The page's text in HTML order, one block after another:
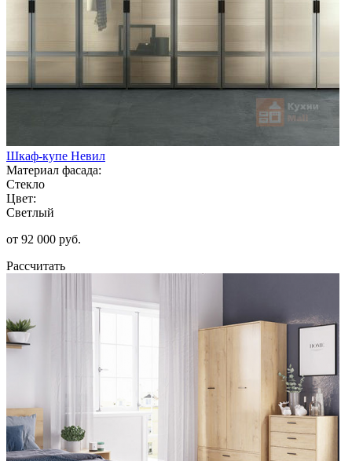
Шкаф-купе Невил
Материал фасада:
Стекло
Цвет:
Светлый
от 92 000 руб.
Рассчитать